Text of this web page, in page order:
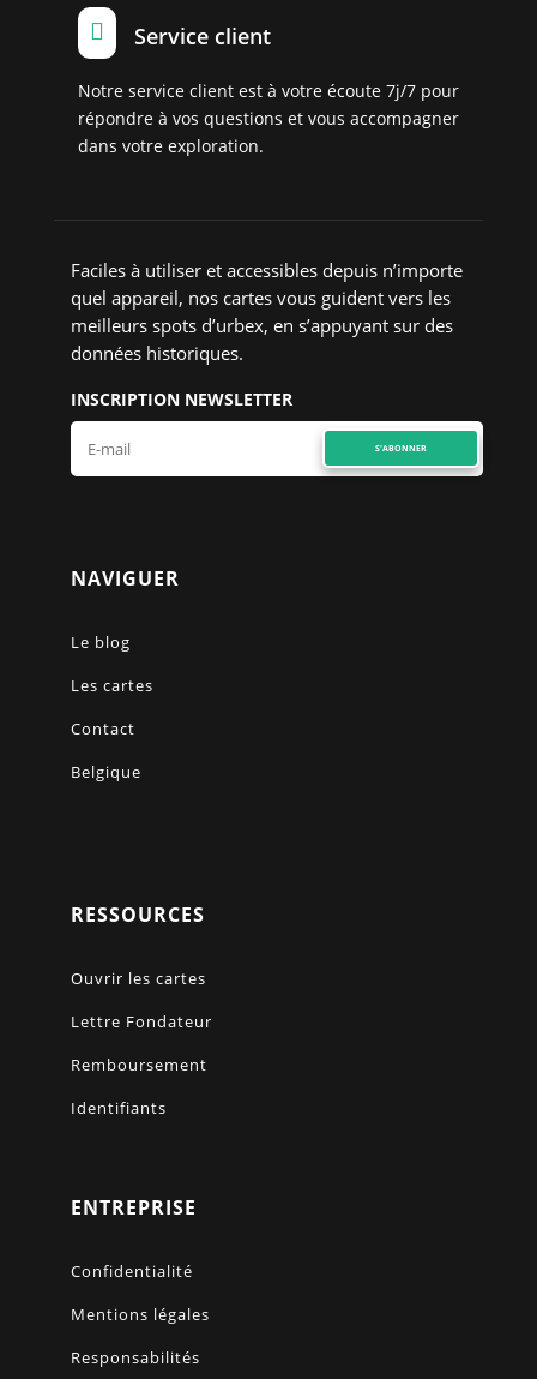
 Service client
Notre service client est à votre écoute 7j/7 pour
répondre à vos questions et vous accompagner
dans votre exploration.
Faciles à utiliser et accessibles depuis n’importe
quel appareil, nos cartes vous guident vers les
meilleurs spots d’urbex, en s’appuyant sur des
données historiques.
INSCRIPTION NEWSLETTER
S'ABONNER
NAVIGUER
Le blog
Les cartes
Contact
Belgique
RESSOURCES
Ouvrir les cartes
Lettre Fondateur
Remboursement
Identifiants
ENTREPRISE
Confidentialité
Mentions légales
Responsabilités